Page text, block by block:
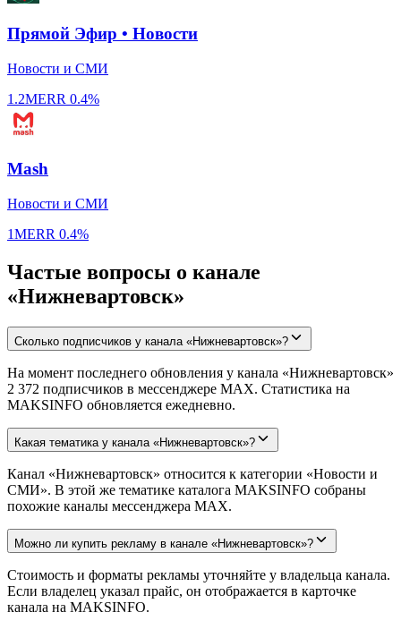
Прямой Эфир • Новости
Новости и СМИ
1.2MERR 0.4%
Mash
Новости и СМИ
1MERR 0.4%
Частые вопросы о канале
«Нижневартовск»
Сколько подписчиков у канала «Нижневартовск»?
На момент последнего обновления у канала «Нижневартовск»
2 372 подписчиков в мессенджере MAX. Статистика на
MAKSINFO обновляется ежедневно.
Какая тематика у канала «Нижневартовск»?
Канал «Нижневартовск» относится к категории «Новости и
СМИ». В этой же тематике каталога MAKSINFO собраны
похожие каналы мессенджера MAX.
Можно ли купить рекламу в канале «Нижневартовск»?
Стоимость и форматы рекламы уточняйте у владельца канала.
Если владелец указал прайс, он отображается в карточке
канала на MAKSINFO.